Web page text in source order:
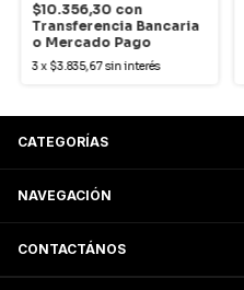
$10.356,30 con
Transferencia Bancaria
o Mercado Pago
3x $3.835,67sin interés
CATEGORÍAS
NAVEGACIÓN
CONTACTÁNOS